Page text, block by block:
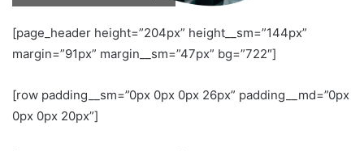
[page_header height=”204px” height__sm=”144px”
margin=”91px” margin__sm=”47px” bg=”722″]
[row padding__sm=”0px 0px 0px 26px” padding__md=”0px
0px 0px 20px”]